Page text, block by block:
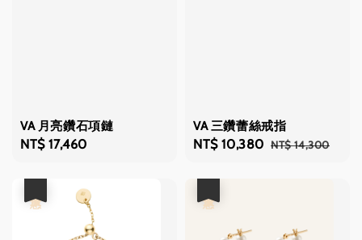
VA 月亮鑽石項鏈
Regular
NT$ 17,460
VA 三鑽蕾絲戒指
Sale
NT$ 10,380 Regular
NT$ 14,300